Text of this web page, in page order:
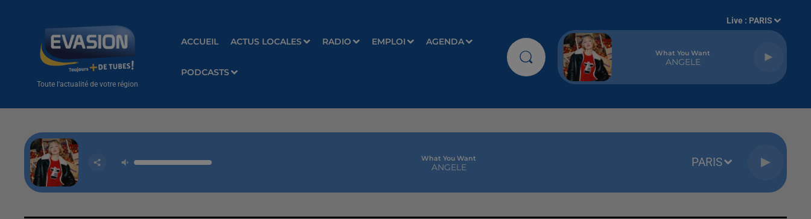
Toute l'actualité de votre région
ACCUEIL ACTUS LOCALES RADIO EMPLOI AGENDA
PODCASTS
Live : PARIS
What You Want
ANGELE
What You Want
ANGELE PARIS